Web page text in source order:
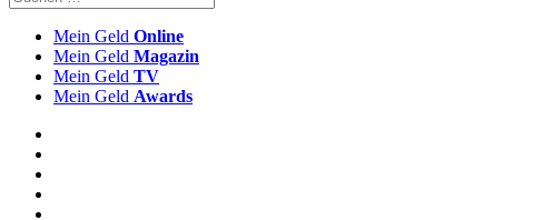
Mein Geld Online
Mein Geld Magazin
Mein Geld TV
Mein Geld Awards